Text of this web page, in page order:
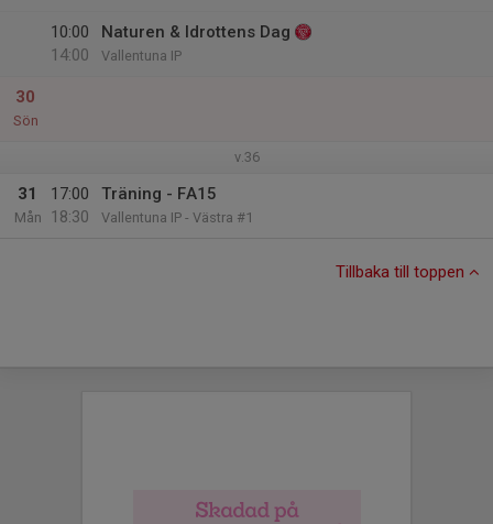
10:00
14:00
Naturen & Idrottens Dag
Vallentuna IP
30
Sön
v.36
31
Mån
17:00
18:30
Träning - FA15
Vallentuna IP - Västra #1
Tillbaka till toppen